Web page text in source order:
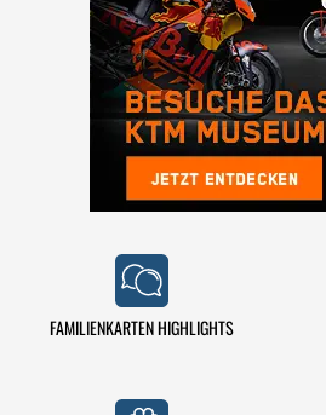
FAMILIENKARTEN HIGHLIGHTS